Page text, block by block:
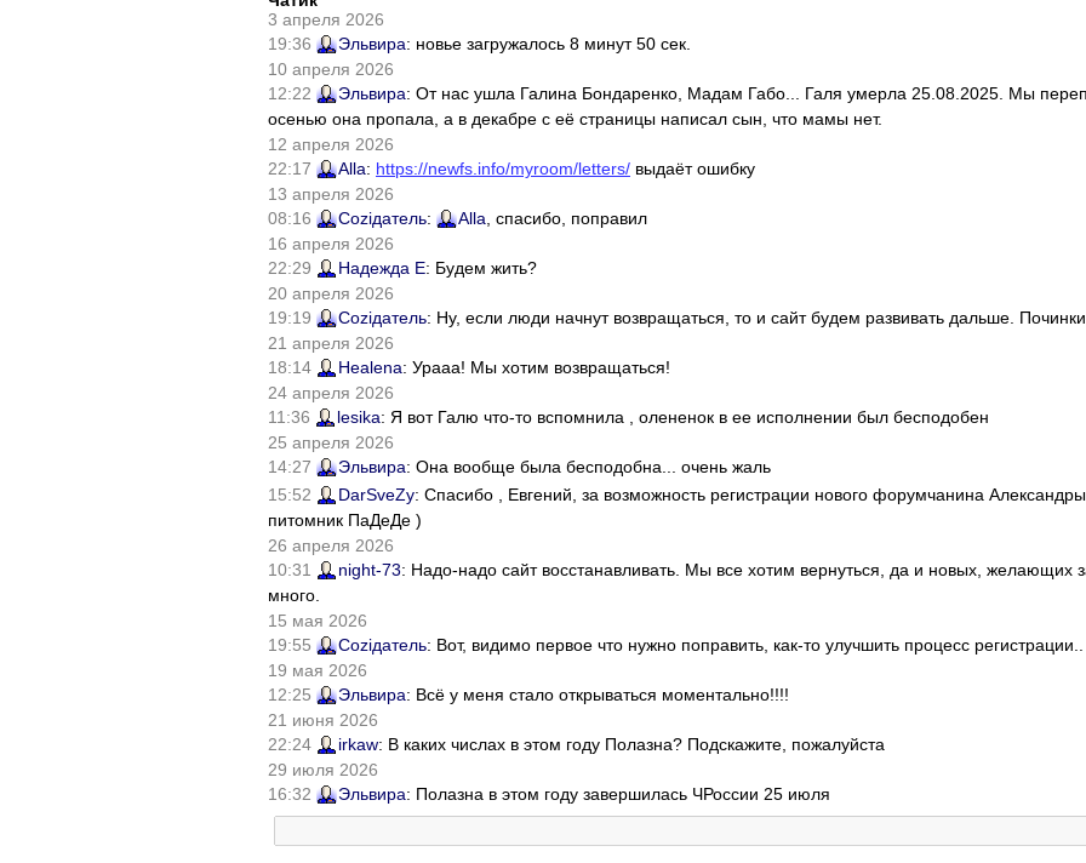
3 апреля 2026
19:36
Эльвира: новье загружалось 8 минут 50 сек.
10 апреля 2026
12:22
Эльвира: От нас ушла Галина Бондаренко, Мадам Габо... Галя умерла 25.08.2025. Мы
осенью она пропала, а в декабре с её страницы написал сын, что мамы нет.
12 апреля 2026
22:17
Alla: https://newfs.info/myroom/letters/ выдаёт ошибку
13 апреля 2026
08:16
Соziдатель: Alla , спасибо, поправил
16 апреля 2026
22:29
Надежда Е: Будем жить?
20 апреля 2026
19:19
Соziдатель: Ну, если люди начнут возвращаться, то и сайт будем развивать дальше.
21 апреля 2026
18:14
Healena: Урааа! Мы хотим возвращаться!
24 апреля 2026
11:36
lesika: Я вот Галю что-то вспомнила , олененок в ее исполнении был бесподобен
25 апреля 2026
14:27
Эльвира: Она вообще была бесподобна... очень жаль
15:52
DarSveZy: Спасибо , Евгений, за возможность регистрации нового форумчанина
питомник ПаДеДе )
26 апреля 2026
10:31
night-73: Надо-надо сайт восстанавливать. Мы все хотим вернуться, да и новых, желающих
много.
15 мая 2026
19:55
Соziдатель: Вот, видимо первое что нужно поправить, как-то улучшить процесс регистрации..
19 мая 2026
12:25
Эльвира: Всё у меня стало открываться моментально!!!!
21 июня 2026
22:24
irkaw: В каких числах в этом году Полазна? Подскажите, пожалуйста
29 июля 2026
16:32
Эльвира: Полазна в этом году завершилась ЧРоссии 25 июля